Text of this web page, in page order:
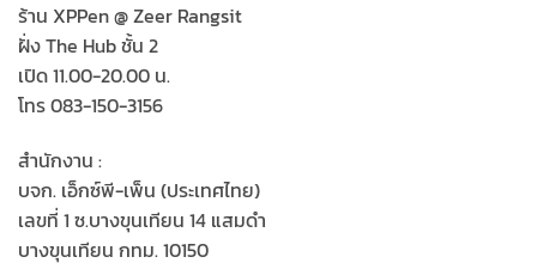
ร้าน XPPen @ Zeer Rangsit
ฝั่ง The Hub ชั้น 2
เปิด 11.00-20.00 น.
โทร 083-150-3156
สำนักงาน :
บจก. เอ็กซ์พี-เพ็น (ประเทศไทย)
เลขที่ 1 ซ.บางขุนเทียน 14 แสมดำ
บางขุนเทียน กทม. 10150